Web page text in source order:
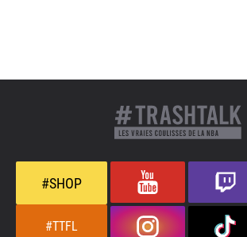
#SHOP
#TTFL